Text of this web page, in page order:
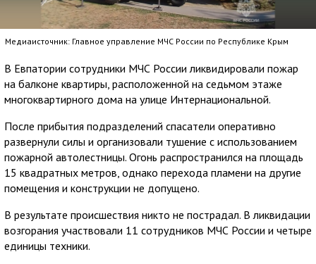
Медиаисточник: Главное управление МЧС России по Республике Крым
В Евпатории сотрудники МЧС России ликвидировали пожар
на балконе квартиры, расположенной на седьмом этаже
многоквартирного дома на улице Интернациональной.
После прибытия подразделений спасатели оперативно
развернули силы и организовали тушение с использованием
пожарной автолестницы. Огонь распространился на площадь
15 квадратных метров, однако перехода пламени на другие
помещения и конструкции не допущено.
В результате происшествия никто не пострадал. В ликвидации
возгорания участвовали 11 сотрудников МЧС России и четыре
единицы техники.